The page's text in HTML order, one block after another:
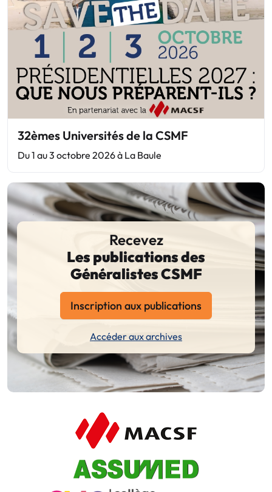
32èmes Universités de la CSMF
Du 1 au 3 octobre 2026 à La Baule
Recevez
Les publications des
Généralistes CSMF
Inscription aux publications
Accéder aux archives